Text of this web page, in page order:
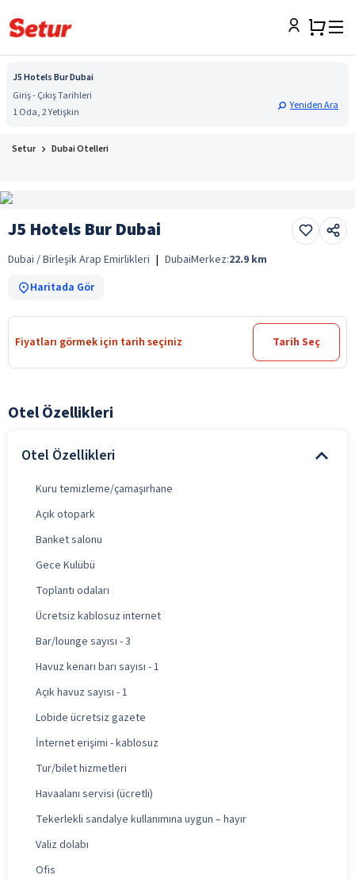
J5 Hotels Bur Dubai
Giriş - Çıkış Tarihleri
1 Oda, 2 Yetişkin
Yeniden Ara
Setur Dubai Otelleri
J5 Hotels Bur Dubai
Dubai / Birleşik Arap Emirlikleri | DubaiMerkez:22.9 km
Haritada Gör
Fiyatları görmek için tarih seçiniz Tarih Seç
Otel Özellikleri
Otel Özellikleri
Kuru temizleme/çamaşırhane
Açık otopark
Banket salonu
Gece Kulübü
Toplantı odaları
Ücretsiz kablosuz internet
Bar/lounge sayısı - 3
Havuz kenarı barı sayısı - 1
Açık havuz sayısı - 1
Lobide ücretsiz gazete
İnternet erişimi - kablosuz
Tur/bilet hizmetleri
Havaalanı servisi (ücretli)
Tekerlekli sandalye kullanımına uygun – hayır
Valiz dolabı
Ofis